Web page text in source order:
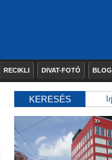
RECIKLI DIVAT-FOTÓ BLOG
KERESÉS